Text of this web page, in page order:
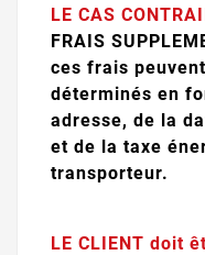
LE CAS
FRAIS
ces frais
déterminés en
adresse, de la
et de la taxe
transporteur.
LE CLIENT doit